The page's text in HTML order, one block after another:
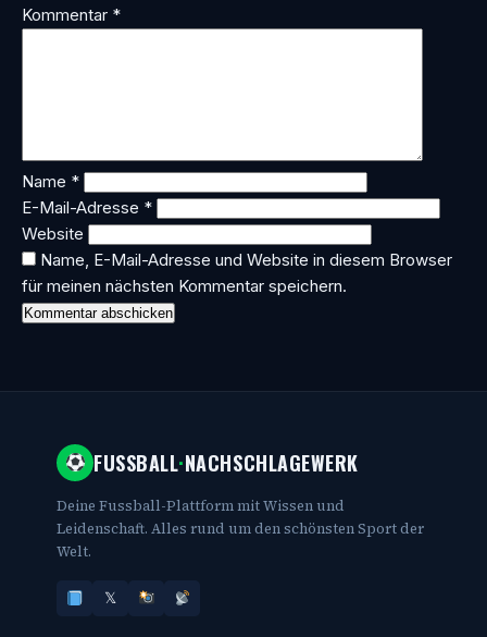
Kommentar *
Name *
E-Mail-Adresse *
Website
Name, E-Mail-Adresse und Website in diesem Browser
für meinen nächsten Kommentar speichern.
FUSSBALL·NACHSCHLAGEWERK
Deine Fussball-Plattform mit Wissen und
Leidenschaft. Alles rund um den schönsten Sport der
Welt.
𝕏